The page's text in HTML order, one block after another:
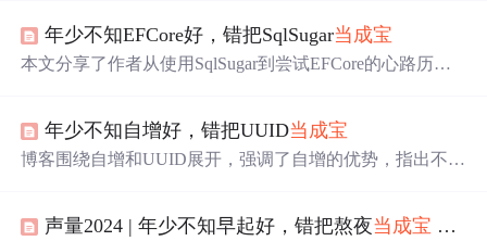
性和相关因素。
年少不知EFCore好，错把SqlSugar当成宝
本文分享了作者从使用SqlSugar到尝试EFCore的心路历
年少不知自增好，错把UUID当成宝
博客围绕自增和UUID展开，强调了自增的优势，指出不应
声量2024 | 年少不知早起好，错把熬夜当成宝